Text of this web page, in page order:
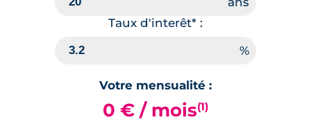
Taux d'interêt* :
Votre mensualité :
0 € / mois(1)